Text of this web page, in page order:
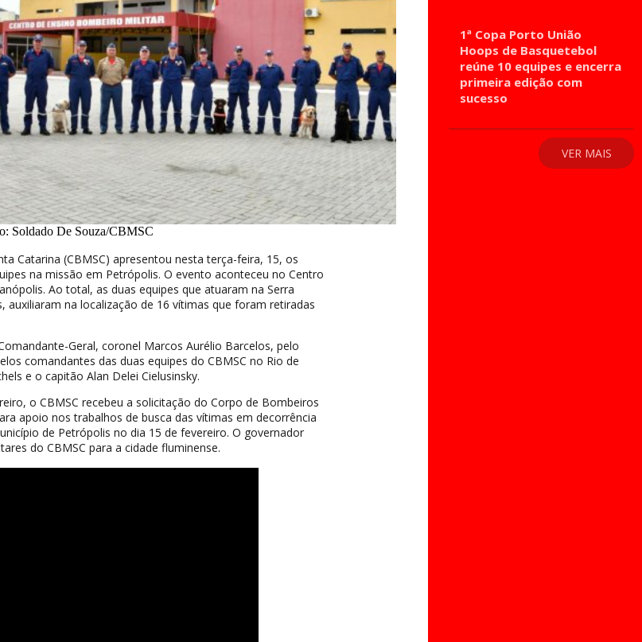
Soldado De Souza/CBMSC
Catarina (CBMSC) apresentou nesta terça-feira, 15, os
na missão em Petrópolis. O evento aconteceu no Centro
Ao total, as duas equipes que atuaram na Serra
auxiliaram na localização de 16 vítimas que foram retiradas
Geral, coronel Marcos Aurélio Barcelos, pelo
comandantes das duas equipes do CBMSC no Rio de
e o capitão Alan Delei Cielusinsky.
o CBMSC recebeu a solicitação do Corpo de Bombeiros
apoio nos trabalhos de busca das vítimas em decorrência
de Petrópolis no dia 15 de fevereiro. O governador
do CBMSC para a cidade fluminense.
1ª Copa Porto União
Hoops de Basquetebol
reúne 10 equipes e encerra
primeira edição com
sucesso
VER MAIS